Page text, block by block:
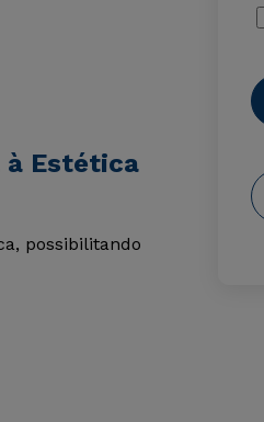
à Estética
possibilitando